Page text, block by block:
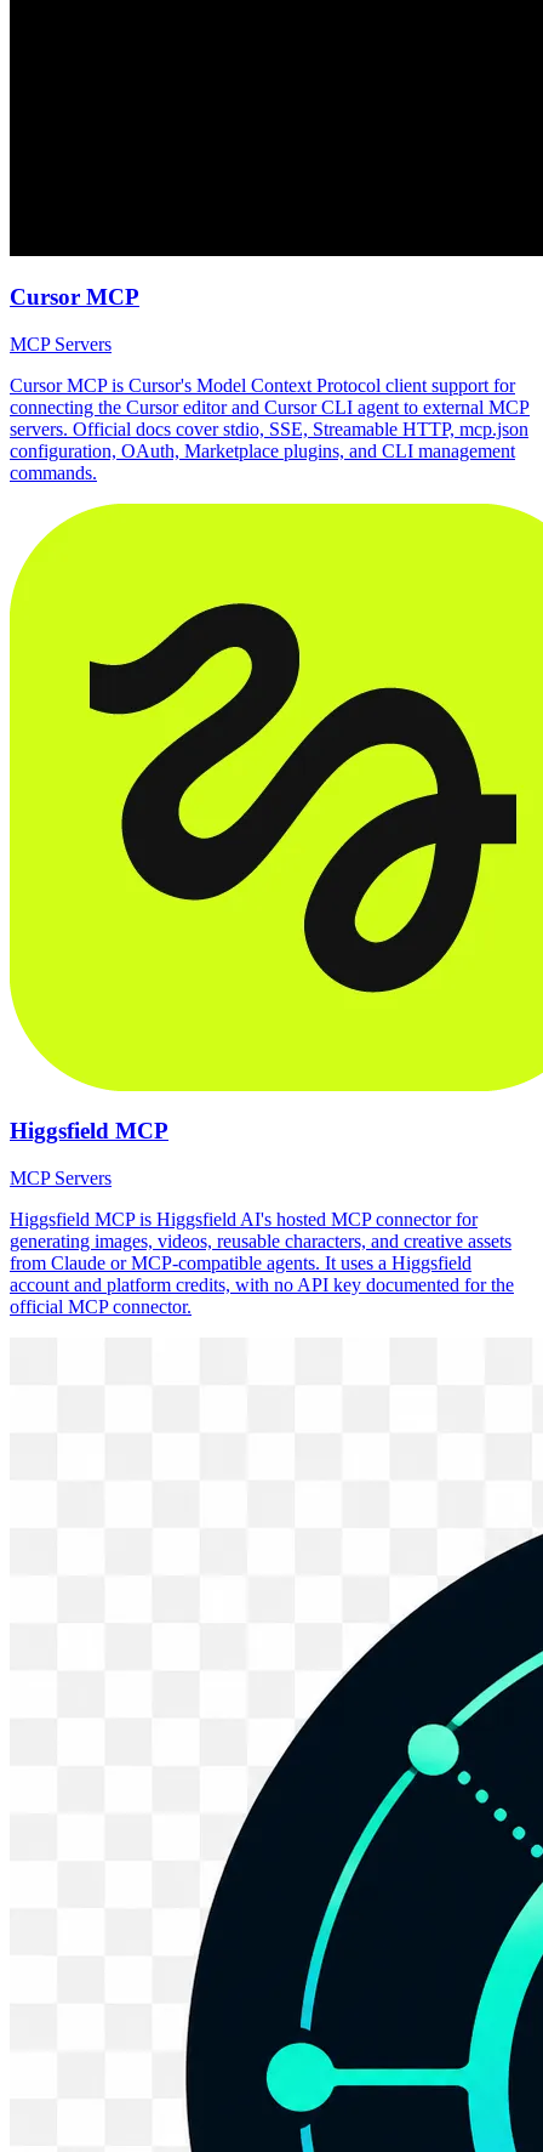
Cursor MCP
MCP Servers
Cursor MCP is Cursor's Model Context Protocol client support for
connecting the Cursor editor and Cursor CLI agent to external MCP
servers. Official docs cover stdio, SSE, Streamable HTTP, mcp.json
configuration, OAuth, Marketplace plugins, and CLI management
commands.
Higgsfield MCP
MCP Servers
Higgsfield MCP is Higgsfield AI's hosted MCP connector for
generating images, videos, reusable characters, and creative assets
from Claude or MCP-compatible agents. It uses a Higgsfield
account and platform credits, with no API key documented for the
official MCP connector.